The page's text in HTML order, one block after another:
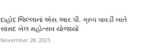
દાહોદ જિલ્લાનાં એસ.આર.પી. ગ્રુપ પાવડી ખાતે
સાંસદ ખેલ મહોત્સવ યોજાયો
November 28, 2025